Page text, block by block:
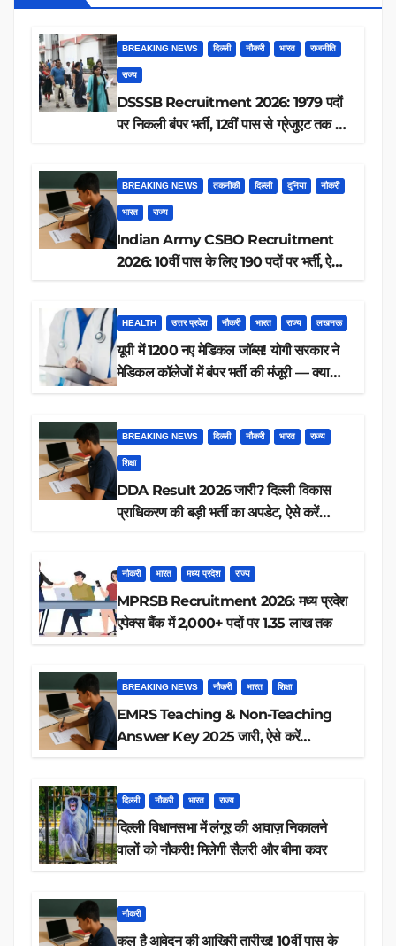
BREAKING NEWS दिल्ली नौकरी भारत राजनीति
राज्य
DSSSB Recruitment 2026: 1979 पदों
पर निकली बंपर भर्ती, 12वीं पास से ग्रेजुएट तक करें
BREAKING NEWS तकनीकी दिल्ली दुनिया नौकरी
भारत राज्य
Indian Army CSBO Recruitment
2026: 10वीं पास के लिए 190 पदों पर भर्ती, ऐसे
HEALTH उत्तर प्रदेश नौकरी भारत राज्य लखनऊ
यूपी में 1200 नए मेडिकल जॉब्स! योगी सरकार ने
मेडिकल कॉलेजों में बंपर भर्ती की मंजूरी — क्या
BREAKING NEWS दिल्ली नौकरी भारत राज्य
शिक्षा
DDA Result 2026 जारी? दिल्ली विकास
प्राधिकरण की बड़ी भर्ती का अपडेट, ऐसे करें
नौकरी भारत मध्य प्रदेश राज्य
MPRSB Recruitment 2026: मध्य प्रदेश
एपेक्स बैंक में 2,000+ पदों पर 1.35 लाख तक
BREAKING NEWS नौकरी भारत शिक्षा
EMRS Teaching & Non-Teaching
Answer Key 2025 जारी, ऐसे करें
दिल्ली नौकरी भारत राज्य
दिल्ली विधानसभा में लंगूर की आवाज़ निकालने
वालों को नौकरी! मिलेगी सैलरी और बीमा कवर
नौकरी
कल है आवेदन की आखिरी तारीख! 10वीं पास के